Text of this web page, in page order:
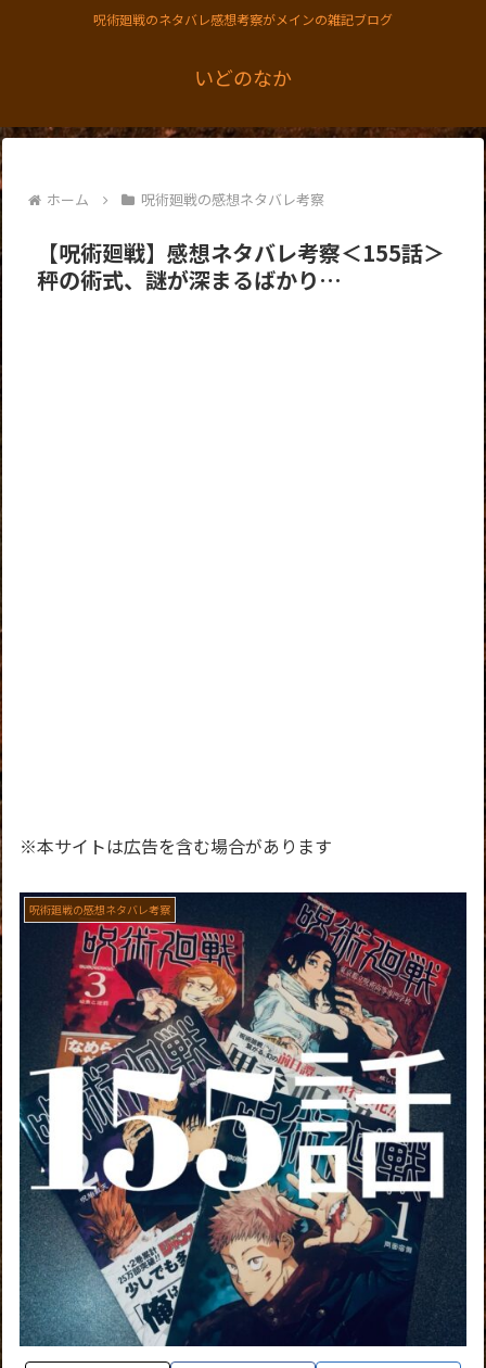
呪術廻戦のネタバレ感想考察がメインの雑記ブログ
いどのなか
ホーム 呪術廻戦の感想ネタバレ考察
【呪術廻戦】感想ネタバレ考察＜155話＞
秤の術式、謎が深まるばかり…
※本サイトは広告を含む場合があります
呪術廻戦の感想ネタバレ考察